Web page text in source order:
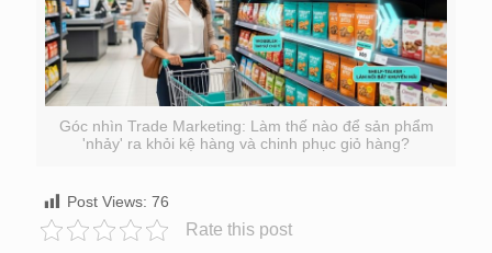
Góc nhìn Trade Marketing: Làm thế nào để sản phẩm
'nhảy' ra khỏi kệ hàng và chinh phục giỏ hàng?
Post Views: 76
Rate this post